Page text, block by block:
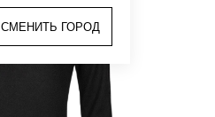
СМЕНИТЬ ГОРОД